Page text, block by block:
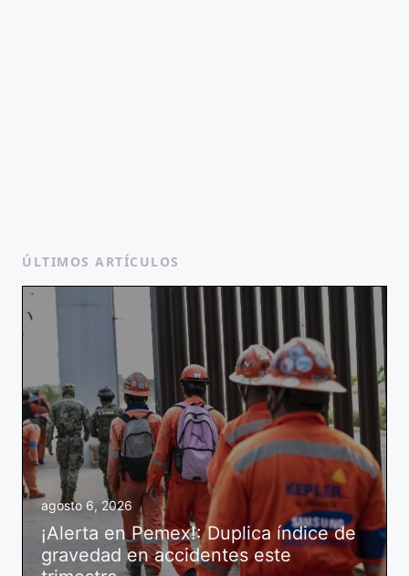
ÚLTIMOS ARTÍCULOS
agosto 6, 2026
¡Alerta en Pemex!: Duplica índice de
gravedad en accidentes este